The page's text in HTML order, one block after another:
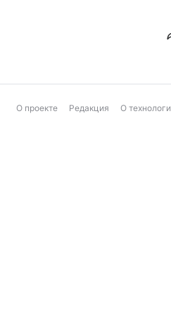
О проекте Редакция О